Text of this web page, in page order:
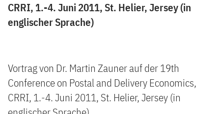
CRRI, 1.-4. Juni 2011, St. Helier, Jersey (in
englischer Sprache)
Vortrag von Dr. Martin Zauner auf der 19th
Conference on Postal and Delivery Economics,
CRRI, 1.-4. Juni 2011, St. Helier, Jersey (in